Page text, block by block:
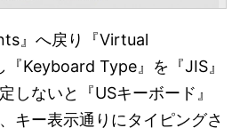
』へ戻り『Virtual
Keyboard Type』を『JIS』
しないと『USキーボード』
キー表示通りにタイピングさ